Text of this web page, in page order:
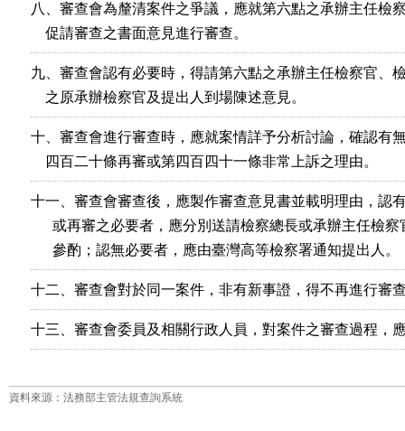
八、審查會為釐清案件之爭議，應就第六點之承辦主任檢
    促請審查之書面意見進行審查。
九、審查會認有必要時，得請第六點之承辦主任檢察官、
    之原承辦檢察官及提出人到場陳述意見。
十、審查會進行審查時，應就案情詳予分析討論，確認有
    四百二十條再審或第四百四十一條非常上訴之理由。
十一、審查會審查後，應製作審查意見書並載明理由，認
或再審之必要者，應分別送請檢察總長或承辦主任檢
      參酌；認無必要者，應由臺灣高等檢察署通知提出人。
十二、審查會對於同一案件，非有新事證，得不再進行審
十三、審查會委員及相關行政人員，對案件之審查過程，
資料來源：法務部主管法規查詢系統